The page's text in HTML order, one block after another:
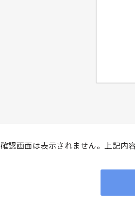
確認画面は表示されません。上記内